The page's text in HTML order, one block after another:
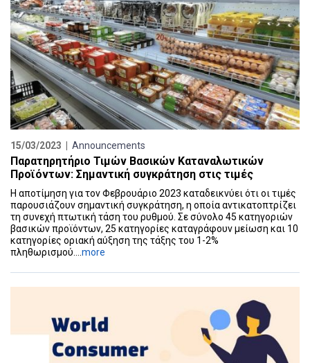
15/03/2023 | Announcements
Παρατηρητήριο Τιμών Βασικών Καταναλωτικών
Προϊόντων: Σημαντική συγκράτηση στις τιμές
Η αποτίμηση για τον Φεβρουάριο 2023 καταδεικνύει ότι οι τιμές
παρουσιάζουν σημαντική συγκράτηση, η οποία αντικατοπτρίζει
τη συνεχή πτωτική τάση του ρυθμού. Σε σύνολο 45 κατηγοριών
βασικών προϊόντων, 25 κατηγορίες καταγράφουν μείωση και 10
κατηγορίες οριακή αύξηση της τάξης του 1-2%
πληθωρισμού....more